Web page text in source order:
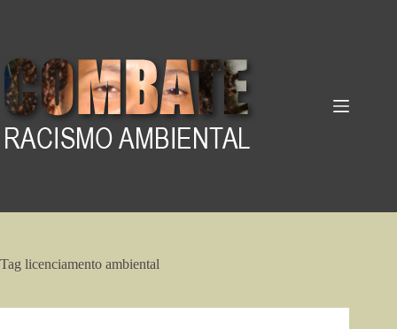
Tag licenciamento ambiental